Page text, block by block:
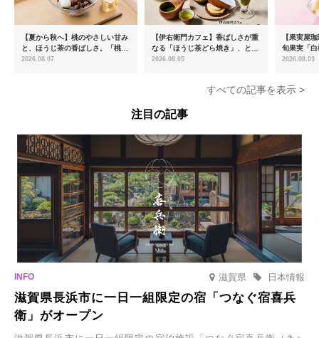
【夏から秋へ】桃のやさしい甘み
と、ほうじ茶の香ばしさ。「桃と
ほうじ茶のあんみつ」を8月中旬
2026.08.07
【伊右衛門カフェ】香ばしさが重
なる「ほうじ茶どら焼き」、とろ
ける「宇治抹茶ティラミス」が新
2026.08.05
【果実屋
旬果実「
限定販売
2026.08.03
すべての記事を表示 >
注目の記事
滋賀県 日本情報
滋賀県長浜市に一日一組限定の宿「つなぐ宿喜兵
衛」がオープン